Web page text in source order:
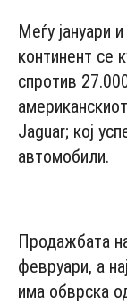
Меѓу јануари
континент се
спротив
Jaguar; кој
автомобили.
Продажбата
февруари, а
има обврска